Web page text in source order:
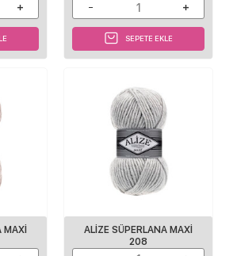
SEPETE EKLE
MAXİ
ALİZE SÜPERLANA MAXİ
208